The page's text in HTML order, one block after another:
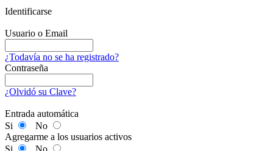
Identificarse
Usuario o Email
¿Todavía no se ha registrado?
Contraseña
¿Olvidó su Clave?
Entrada automática
Si
No
Agregarme a los usuarios activos